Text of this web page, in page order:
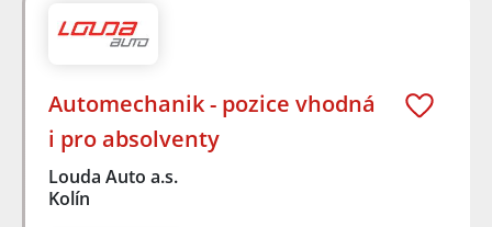
Automechanik - pozice vhodná
i pro absolventy
Louda Auto a.s.
Kolín